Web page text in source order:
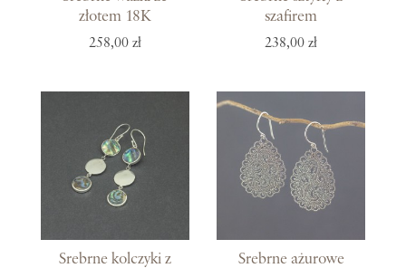
złotem 18K
258,00 zł
szafirem
238,00 zł
Srebrne kolczyki z
Srebrne ażurowe